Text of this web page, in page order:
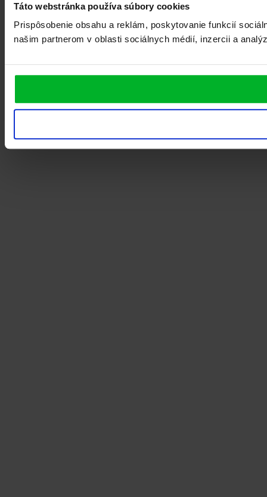
Táto webstránka používa súbory cookies
Prispôsobenie obsahu a reklám, poskytovanie funkcií
našim partnerom v oblasti sociálnych médií, inzercii a